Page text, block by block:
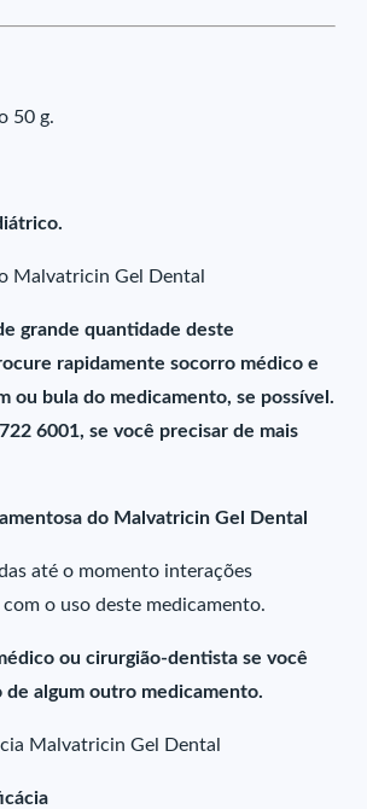
50 g.
Malvatricin Gel Dental
grande quantidade deste
rapidamente socorro médico e
ou bula do medicamento, se possível.
6001, se você precisar de mais
do Malvatricin Gel Dental
até o momento interações
o uso deste medicamento.
ou cirurgião-dentista se você
de algum outro medicamento.
Malvatricin Gel Dental